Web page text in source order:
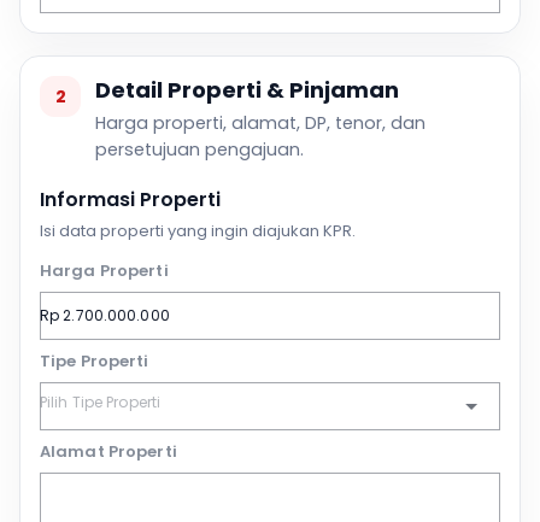
2 Detail Properti & Pinjaman
Harga properti, alamat, DP, tenor, dan
persetujuan pengajuan.
Informasi Properti
Isi data properti yang ingin diajukan KPR.
Harga Properti
Tipe Properti
Alamat Properti